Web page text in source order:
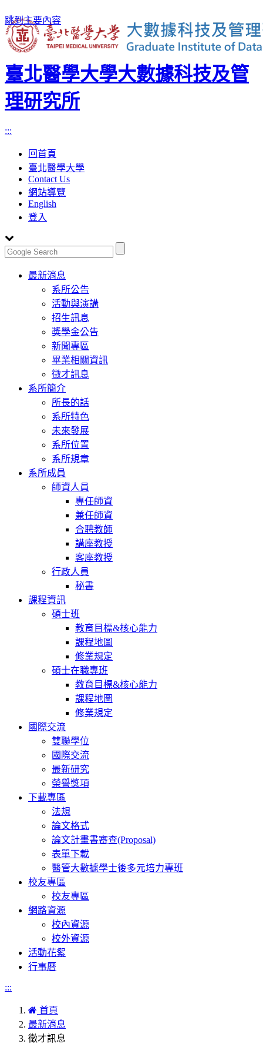
跳到主要內容
臺北醫學大學大數據科技及管
理研究所
:::
回首頁
臺北醫學大學
Contact Us
網站導覽
English
登入
Toggle
navigation
最新消息
系所公告
活動與演講
招生訊息
獎學金公告
新聞專區
畢業相關資訊
徵才訊息
系所簡介
所長的話
系所特色
未來發展
系所位置
系所規章
系所成員
師資人員
專任師資
兼任師資
合聘教師
講座教授
客座教授
行政人員
秘書
課程資訊
碩士班
教育目標&核心能力
課程地圖
修業規定
碩士在職專班
教育目標&核心能力
課程地圖
修業規定
國際交流
雙聯學位
國際交流
最新研究
榮譽獎項
下載專區
法規
論文格式
論文計畫書審查(Proposal)
表單下載
醫管大數據學士後多元培力專班
校友專區
校友專區
網路資源
校內資源
校外資源
活動花絮
行事曆
:::
首頁
最新消息
徵才訊息